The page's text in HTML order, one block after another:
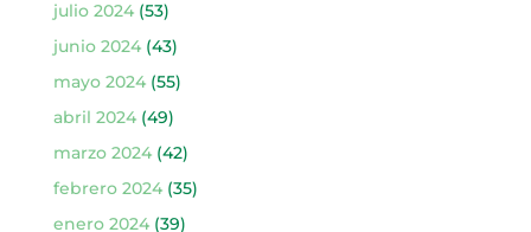
julio 2024(53)
junio 2024(43)
mayo 2024(55)
abril 2024(49)
marzo 2024(42)
febrero 2024(35)
enero 2024(39)